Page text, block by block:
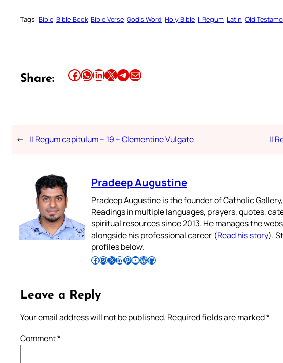
Tags: Bible Bible Book Bible Verse God’s Word Holy Bible II Regum Latin Old
Share: Share this article on Facebook Share this article on WhatsApp Share this article on LinkedIn Share this article on X Share this article on TelegramEmail this Article
← II Regum capitulum – 19 – Clementine Vulgate II
Pradeep Augustine
Pradeep Augustine is the founder of Catholic
Readings in multiple languages, prayers, quotes,
spiritual resources since 2013. He manages the
alongside his professional career (Read his story).
profiles below.
Follow Pradeep on Facebook Follow Pradeep on InstagramFollow Pradeep on X Follow Pradeep on LinkedIn Follow Pradeep on Pinterest Subscribe to Pradeep’s Youtube Channel Follow Pradeep on WordPress Follow Pradeep on GitHub
Leave a Reply
Your email address will not be published. Required fields are marked*
Comment*